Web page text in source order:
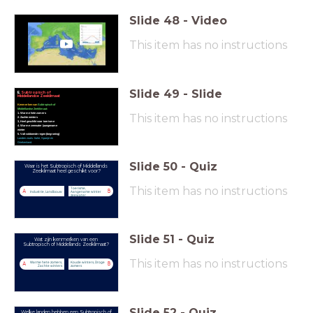
Slide 48 - Video
This item has no instructions
E. Subtropisch of
Middellandse Zeeklimaat
Kenmerken vanSubtropisch of
Middellandse Zeeklimaat:
1. Warme hete zomers
2. Zachte winters
3, Heel geschikt voor toerisme
4. Warme zeewater (aangename
winter
5. Valt voldoende regen (begroeing)
Landen zoals: Italie, Spanje en
Griekenland.
Slide 49 - Slide
This item has no instructions
Waar is het Subtropisch of Middellands
Zeeklimaat heel geschikt voor?
A Industrie, Landbouw B
Toerisme,
Aangename winter
zeewater
Slide 50 - Quiz
This item has no instructions
Wat zijn kenmerken van een
Subtropisch of Middellands Zeeklimaat?
A
Warme hete zomers,
Zachte winters
B
Koude winters, Droge
zomers
Slide 51 - Quiz
This item has no instructions